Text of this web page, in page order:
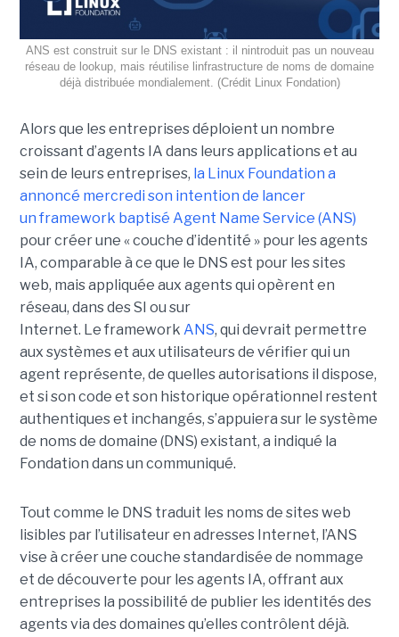
ANS est construit sur le DNS existant : il nintroduit pas un nouveau
réseau de lookup, mais réutilise linfrastructure de noms de domaine
déjà distribuée mondialement. (Crédit Linux Fondation)
Alors que les entreprises déploient un nombre
croissant d’agents IA dans leurs applications et au
sein de leurs entreprises, la Linux Foundation a
annoncé mercredi son intention de lancer
un framework baptisé Agent Name Service (ANS)
pour créer une « couche d’identité » pour les agents
IA, comparable à ce que le DNS est pour les sites
web, mais appliquée aux agents qui opèrent en
réseau, dans des SI ou sur
Internet. Le framework ANS, qui devrait permettre
aux systèmes et aux utilisateurs de vérifier qui un
agent représente, de quelles autorisations il dispose,
et si son code et son historique opérationnel restent
authentiques et inchangés, s’appuiera sur le système
de noms de domaine (DNS) existant, a indiqué la
Fondation dans un communiqué.
Tout comme le DNS traduit les noms de sites web
lisibles par l’utilisateur en adresses Internet, l’ANS
vise à créer une couche standardisée de nommage
et de découverte pour les agents IA, offrant aux
entreprises la possibilité de publier les identités des
agents via des domaines qu’elles contrôlent déjà.